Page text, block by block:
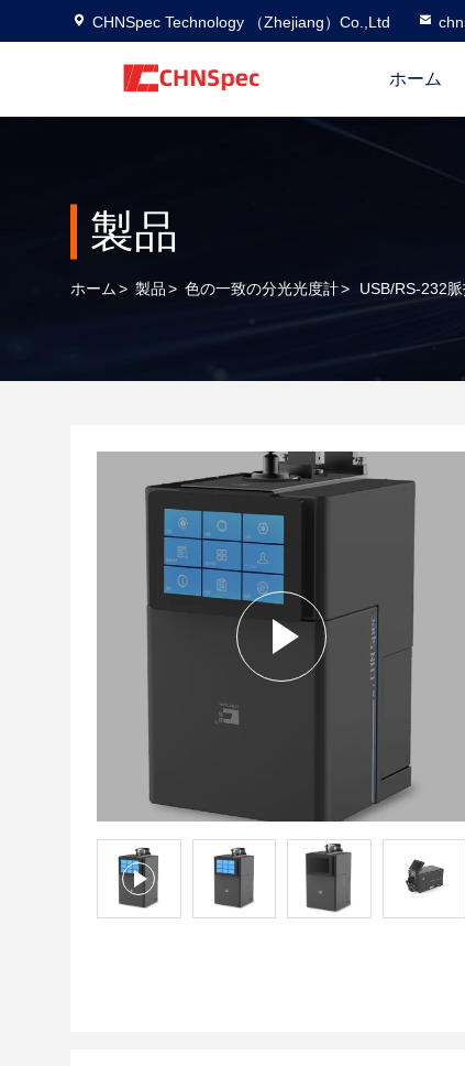
CHNSpec Technology （Zhejiang）Co.,Ltd
ホーム
製品
ホーム> 製品> 色の一致の分光光度計> USB/RS-232